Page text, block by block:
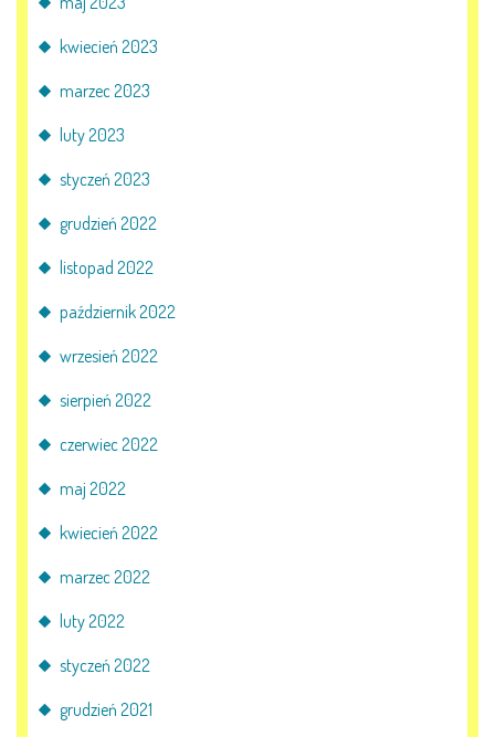
kwiecień 2023
marzec 2023
luty 2023
styczeń 2023
grudzień 2022
listopad 2022
październik 2022
wrzesień 2022
sierpień 2022
czerwiec 2022
maj 2022
kwiecień 2022
marzec 2022
luty 2022
styczeń 2022
grudzień 2021